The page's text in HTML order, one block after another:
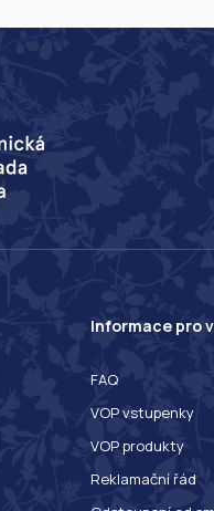
Informace pro
FAQ
VOP vstupenky
VOP produkty
Reklamační řád